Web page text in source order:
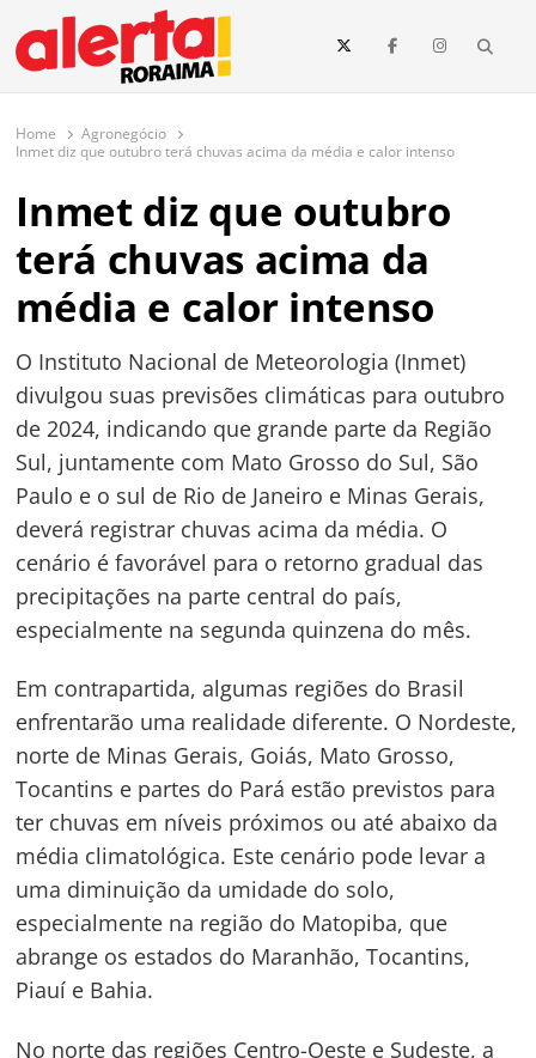
conteúdo
O maior portal de notícias de Roraima
O Alerta Roraima é seu portal de notícias completo sobre política,
e todo o estado de Roraima. Fique sempre informado com
atualizações em tempo real!
Home
Agronegócio
Inmet diz que outubro terá chuvas acima da média e calor intenso
Inmet diz que outubro
terá chuvas acima da
média e calor intenso
O Instituto Nacional de Meteorologia (Inmet)
divulgou suas previsões climáticas para outubro
de 2024, indicando que grande parte da Região
Sul, juntamente com Mato Grosso do Sul, São
Paulo e o sul de Rio de Janeiro e Minas Gerais,
deverá registrar chuvas acima da média. O
cenário é favorável para o retorno gradual das
precipitações na parte central do país,
especialmente na segunda quinzena do mês.
Em contrapartida, algumas regiões do Brasil
enfrentarão uma realidade diferente. O Nordeste,
norte de Minas Gerais, Goiás, Mato Grosso,
Tocantins e partes do Pará estão previstos para
ter chuvas em níveis próximos ou até abaixo da
média climatológica. Este cenário pode levar a
uma diminuição da umidade do solo,
especialmente na região do Matopiba, que
abrange os estados do Maranhão, Tocantins,
Piauí e Bahia.
No norte das regiões Centro-Oeste e Sudeste, a